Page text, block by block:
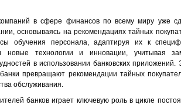
в сфере финансов по всему миру уже
основываясь на рекомендациях тайных
обучения персонала, адаптируя их к
новые технологии и инновации, учитывая
в использовании банковских приложений.
превращают рекомендации тайных
обслуживания.
банков играет ключевую роль в цикле